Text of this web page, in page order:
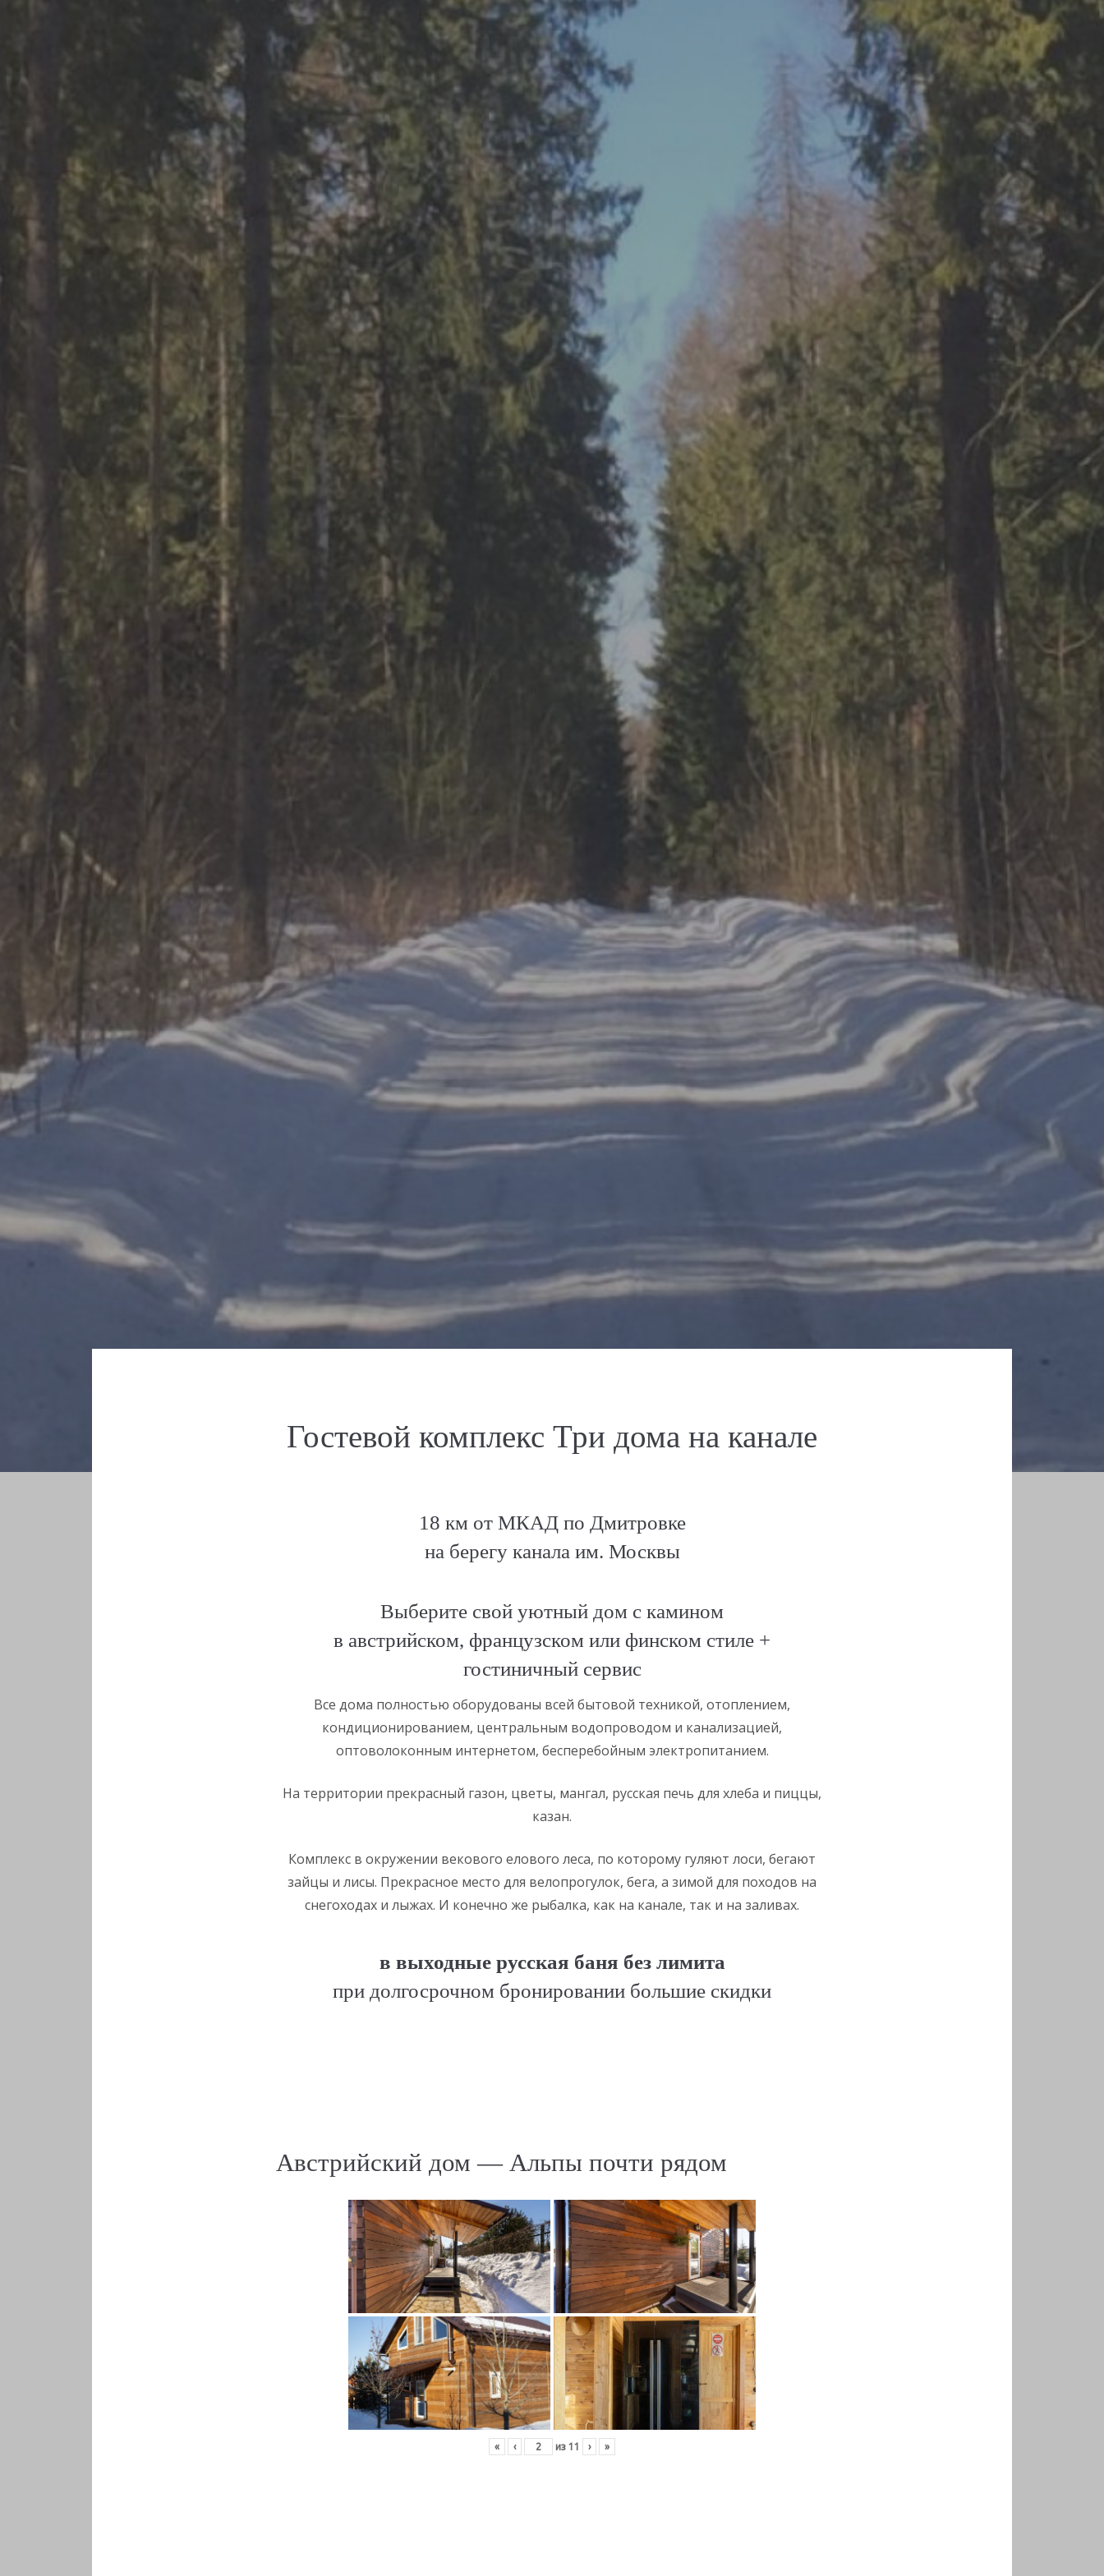
Гостевой комплекс Три дома на канале
18 км от МКАД по Дмитровке
на берегу канала им. Москвы
Выберите свой уютный дом с камином
в австрийском, французском или финском стиле +
гостиничный сервис
Все дома полностью оборудованы всей бытовой техникой, отоплением,
кондиционированием, центральным водопроводом и канализацией,
оптоволоконным интернетом, бесперебойным электропитанием.
На территории прекрасный газон, цветы, мангал, русская печь для хлеба и пиццы,
казан.
Комплекс в окружении векового елового леса, по которому гуляют лоси, бегают
зайцы и лисы. Прекрасное место для велопрогулок, бега, а зимой для походов на
снегоходах и лыжах. И конечно же рыбалка, как на канале, так и на заливах.
в выходные русская баня без лимита
при долгосрочном бронировании большие скидки
Австрийский дом — Альпы почти рядом
« ‹ из 11 › »